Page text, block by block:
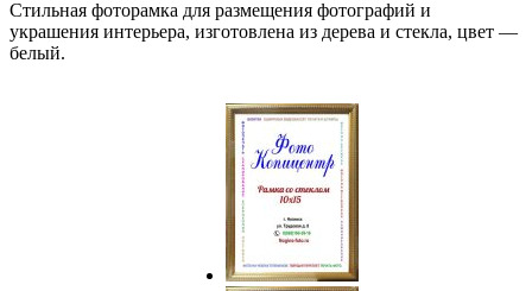
руб.
Стильная фоторамка для размещения фотографий и
украшения интерьера, изготовлена из дерева и стекла, цвет —
белый.